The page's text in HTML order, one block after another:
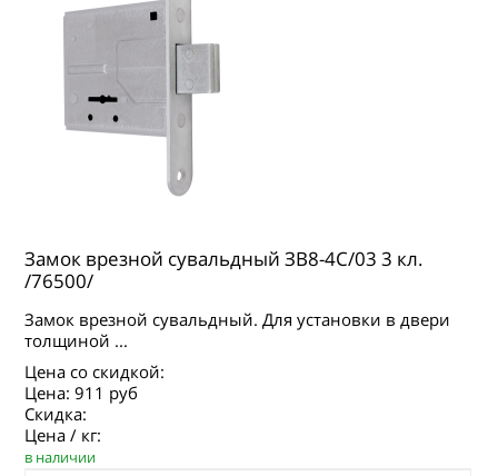
Замок врезной сувальдный ЗВ8-4С/03 3 кл.
/76500/
Замок врезной сувальдный. Для установки в двери
толщиной ...
Цена со скидкой:
Цена:911 руб
Скидка:
Цена / кг:
в наличии